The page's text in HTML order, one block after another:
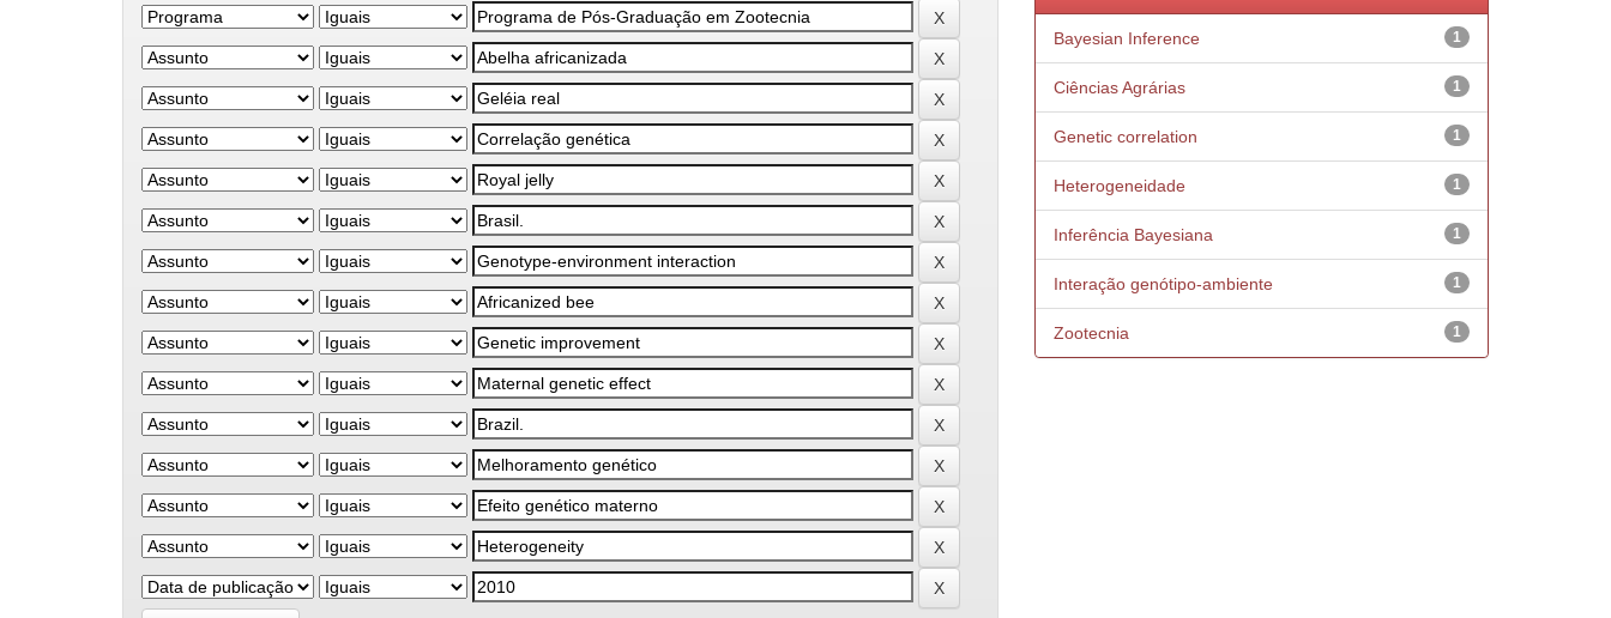
1
Bayesian Inference
1
Ciências Agrárias
1
Genetic correlation
1
Heterogeneidade
1
Inferência Bayesiana
1
Interação genótipo-ambiente
1
Zootecnia